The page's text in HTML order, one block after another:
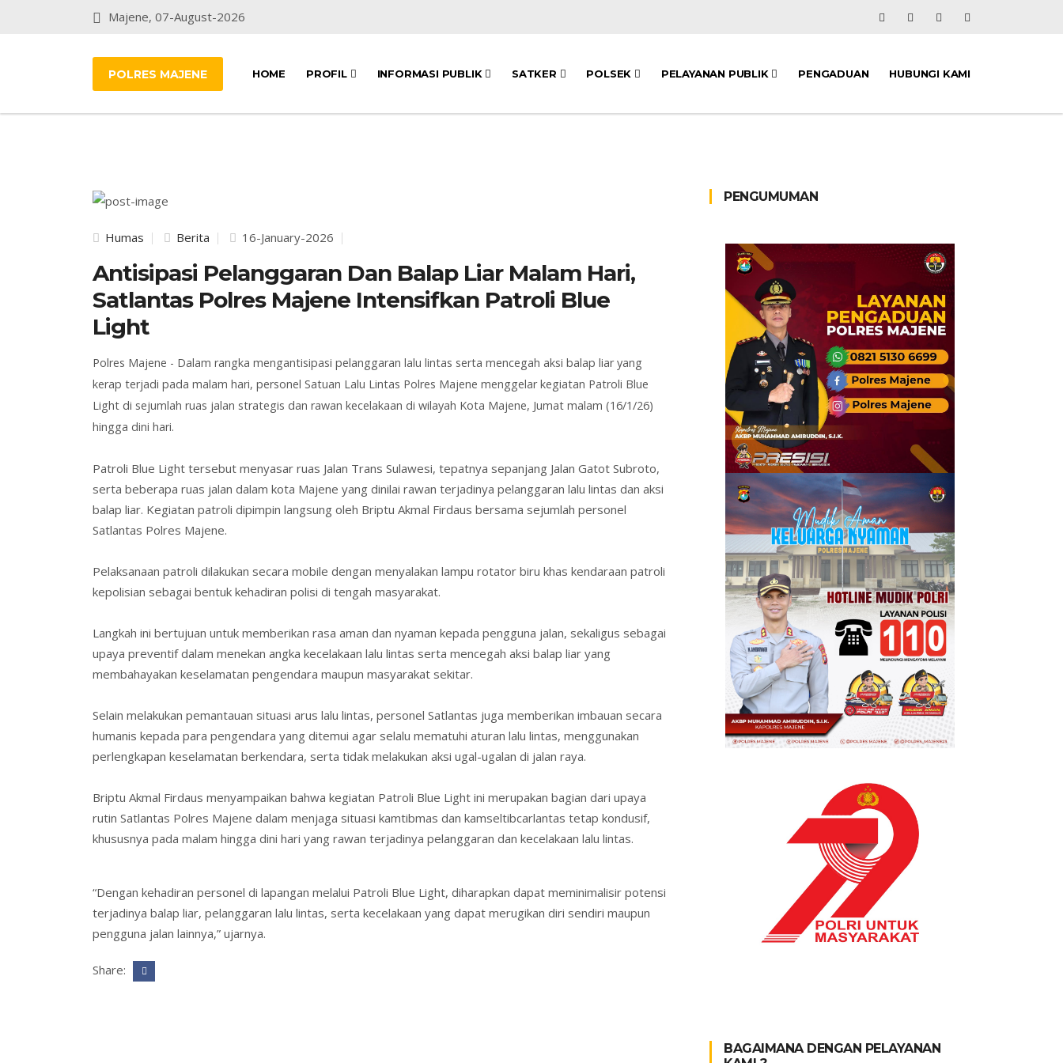
Majene, 07-August-2026
POLRES MAJENE HOME PROFIL INFORMASI PUBLIK SATKER POLSEK PELAYANAN PUBLIK PENGADUAN HUBUNGI KAMI
Humas Berita 16-January-2026
Antisipasi Pelanggaran Dan Balap Liar Malam Hari,
Satlantas Polres Majene Intensifkan Patroli Blue
Light
Polres Majene - Dalam rangka mengantisipasi pelanggaran lalu lintas serta mencegah aksi balap liar yang
kerap terjadi pada malam hari, personel Satuan Lalu Lintas Polres Majene menggelar kegiatan Patroli Blue
Light di sejumlah ruas jalan strategis dan rawan kecelakaan di wilayah Kota Majene, Jumat malam (16/1/26)
hingga dini hari.
Patroli Blue Light tersebut menyasar ruas Jalan Trans Sulawesi, tepatnya sepanjang Jalan Gatot Subroto,
serta beberapa ruas jalan dalam kota Majene yang dinilai rawan terjadinya pelanggaran lalu lintas dan aksi
balap liar. Kegiatan patroli dipimpin langsung oleh Briptu Akmal Firdaus bersama sejumlah personel
Satlantas Polres Majene.
Pelaksanaan patroli dilakukan secara mobile dengan menyalakan lampu rotator biru khas kendaraan patroli
kepolisian sebagai bentuk kehadiran polisi di tengah masyarakat.
Langkah ini bertujuan untuk memberikan rasa aman dan nyaman kepada pengguna jalan, sekaligus sebagai
upaya preventif dalam menekan angka kecelakaan lalu lintas serta mencegah aksi balap liar yang
membahayakan keselamatan pengendara maupun masyarakat sekitar.
Selain melakukan pemantauan situasi arus lalu lintas, personel Satlantas juga memberikan imbauan secara
humanis kepada para pengendara yang ditemui agar selalu mematuhi aturan lalu lintas, menggunakan
perlengkapan keselamatan berkendara, serta tidak melakukan aksi ugal-ugalan di jalan raya.
Briptu Akmal Firdaus menyampaikan bahwa kegiatan Patroli Blue Light ini merupakan bagian dari upaya
rutin Satlantas Polres Majene dalam menjaga situasi kamtibmas dan kamseltibcarlantas tetap kondusif,
khususnya pada malam hingga dini hari yang rawan terjadinya pelanggaran dan kecelakaan lalu lintas.
“Dengan kehadiran personel di lapangan melalui Patroli Blue Light, diharapkan dapat meminimalisir potensi
terjadinya balap liar, pelanggaran lalu lintas, serta kecelakaan yang dapat merugikan diri sendiri maupun
pengguna jalan lainnya,” ujarnya.
Share:
PENGUMUMAN
BAGAIMANA DENGAN PELAYANAN